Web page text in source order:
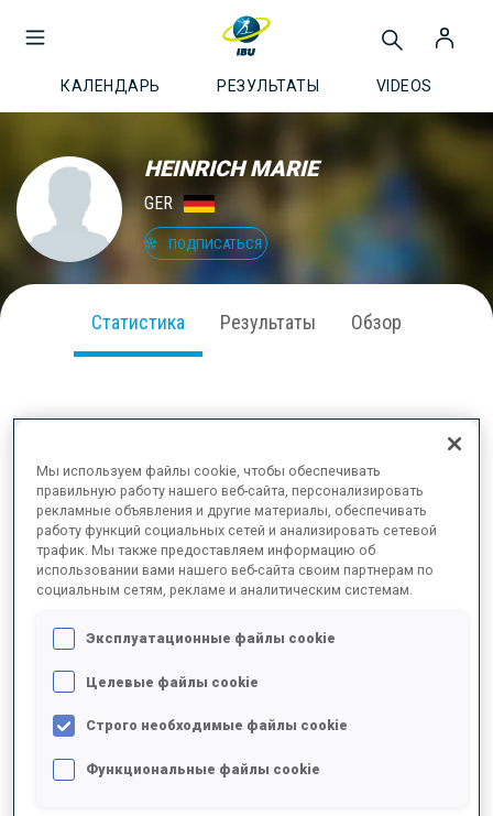
КАЛЕНДАРЬ РЕЗУЛЬТАТЫ VIDEOS
HEINRICH MARIE
GER
ПОДПИСАТЬСЯ
Статистика Результаты Обзор
2025/2026
РЕЗУЛЬТАТЫ - СРЕДНЕЕ ЗНАЧЕНИЕ
ЛЫЖНЫЙ ХОД - ОТСТАВАНИЕ ОТ ЛИДЕРА
Данных нет
Мы используем файлы cookie, чтобы обеспечивать
правильную работу нашего веб-сайта, персонализировать
рекламные объявления и другие материалы, обеспечивать
работу функций социальных сетей и анализировать сетевой
трафик. Мы также предоставляем информацию об
использовании вами нашего веб-сайта своим партнерам по
социальным сетям, рекламе и аналитическим системам.
Эксплуатационные файлы cookie
Целевые файлы cookie
Строго необходимые файлы cookie
Функциональные файлы cookie